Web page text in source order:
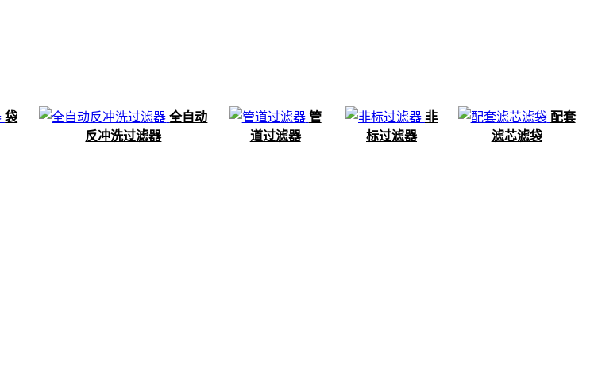
袋
全自动
反冲洗过滤器
管
道过滤器
非
标过滤器
配套
滤芯滤袋